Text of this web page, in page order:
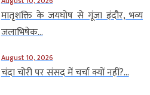
मातृशक्ति के जयघोष से गूंजा इंदौर, भव्य
जलाभिषेक...
August 10, 2026
चंदा चोरी पर संसद में चर्चा क्यों नहीं?...